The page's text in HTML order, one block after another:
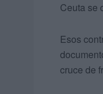
Ceuta se
Esos
cruce de